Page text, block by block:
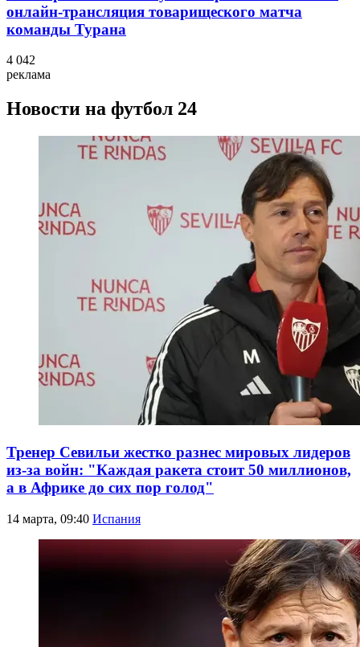
онлайн-трансляция товарищеского матча
команды Турана
4 042
реклама
Новости на футбол 24
Тренер Севильи жестко разнес мировых лидеров
из-за войн: "Каждая ракета стоит 50 миллионов,
а в Африке до сих пор голод"
14 марта, 09:40 Испания